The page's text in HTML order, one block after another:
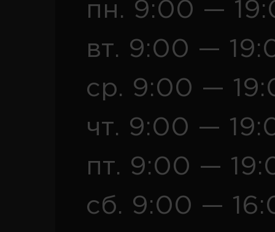
пн. 9:00 —
вт. 9:00 —
ср. 9:00 —
чт. 9:00 —
пт. 9:00 —
сб. 9:00 —